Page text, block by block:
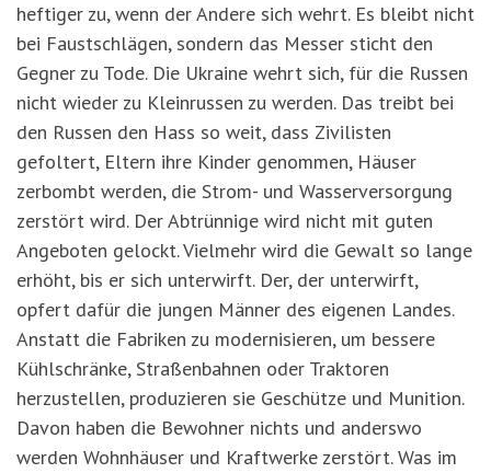
heftiger zu, wenn der Andere sich wehrt. Es bleibt nicht
bei Faustschlägen, sondern das Messer sticht den
Gegner zu Tode. Die Ukraine wehrt sich, für die Russen
nicht wieder zu Kleinrussen zu werden. Das treibt bei
den Russen den Hass so weit, dass Zivilisten
gefoltert, Eltern ihre Kinder genommen, Häuser
zerbombt werden, die Strom- und Wasserversorgung
zerstört wird. Der Abtrünnige wird nicht mit guten
Angeboten gelockt. Vielmehr wird die Gewalt so lange
erhöht, bis er sich unterwirft. Der, der unterwirft,
opfert dafür die jungen Männer des eigenen Landes.
Anstatt die Fabriken zu modernisieren, um bessere
Kühlschränke, Straßenbahnen oder Traktoren
herzustellen, produzieren sie Geschütze und Munition.
Davon haben die Bewohner nichts und anderswo
werden Wohnhäuser und Kraftwerke zerstört. Was im